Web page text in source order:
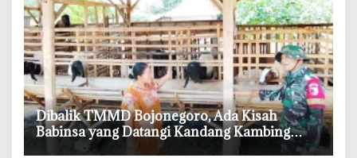
‎Dibalik TMMD Bojonegoro, Ada Kisah
Babinsa yang Datangi Kandang Kambing
Demi Dengar Keluh Warga